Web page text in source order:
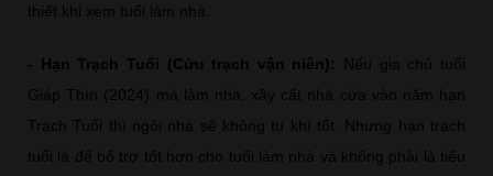
thiết khi xem tuổi làm nhà.
- Hạn Trạch Tuổi (Cửu trạch vận niên):
Nếu gia chủ tuổi
Giáp Thìn (2024) mà làm nhà, xây cất nhà cửa vào năm hạn
Trạch Tuổi thì ngôi nhà sẽ không tụ khí tốt. Nhưng hạn trạch
tuổi là để bổ trợ tốt hơn cho tuổi làm nhà và không phải là tiêu